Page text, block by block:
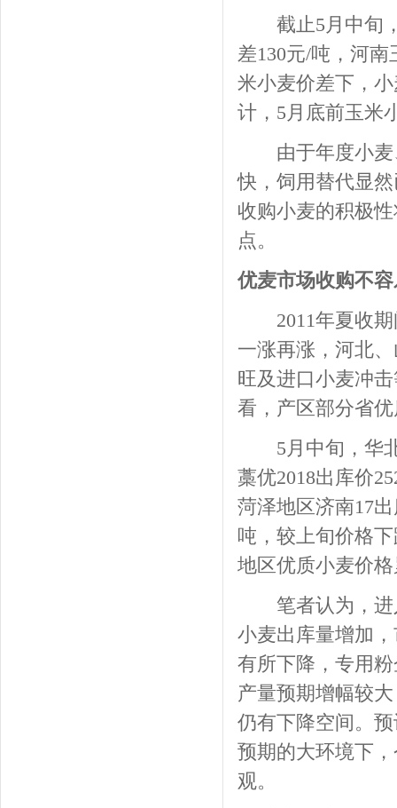
截止5月中旬，
差130元/吨，河
米小麦价差下，
计，5月底前玉米
由于年度小麦
快，饲用替代显
收购小麦的积极
点。
优麦市场收购不
2011年夏收期
一涨再涨，河北
旺及进口小麦冲
看，产区部分省
5月中旬，华北
藁优2018出库价
菏泽地区济南17
吨，较上旬价格
地区优质小麦价
笔者认为，进
小麦出库量增加
有所下降，专用
产量预期增幅较
仍有下降空间。
预期的大环境下
观。